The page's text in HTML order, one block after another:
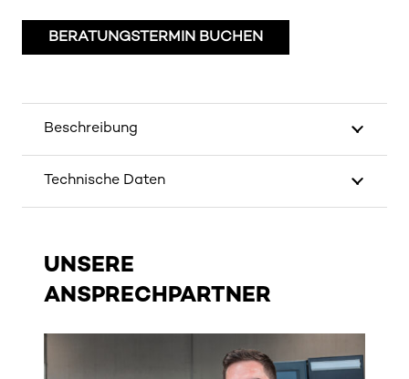
BERATUNGSTERMIN BUCHEN
Beschreibung
Technische Daten
UNSERE
ANSPRECHPARTNER